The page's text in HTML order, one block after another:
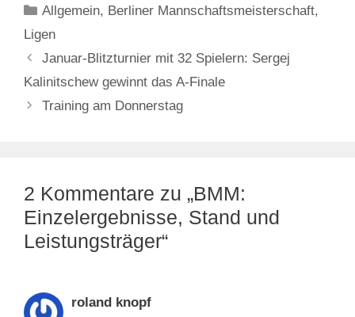
Kategorien
Allgemein, Berliner Mannschaftsmeisterschaft,
Ligen
Januar-Blitzturnier mit 32 Spielern: Sergej
Kalinitschew gewinnt das A-Finale
Training am Donnerstag
2 Kommentare zu „BMM:
Einzelergebnisse, Stand und
Leistungsträger“
roland knopf